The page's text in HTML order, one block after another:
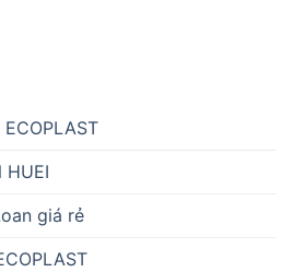
HUEI
giá rẻ